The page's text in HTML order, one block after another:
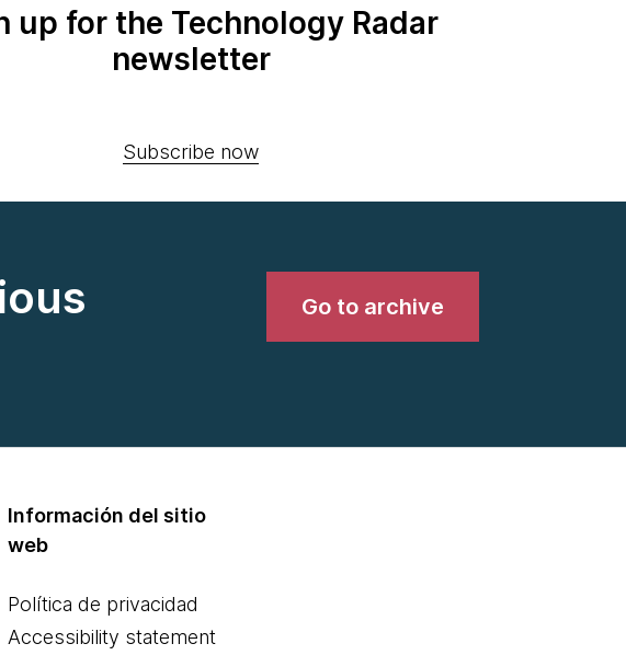
up for the Technology Radar
newsletter
Subscribe now
Go to archive
Información del sitio
web
Política de privacidad
Accessibility statement